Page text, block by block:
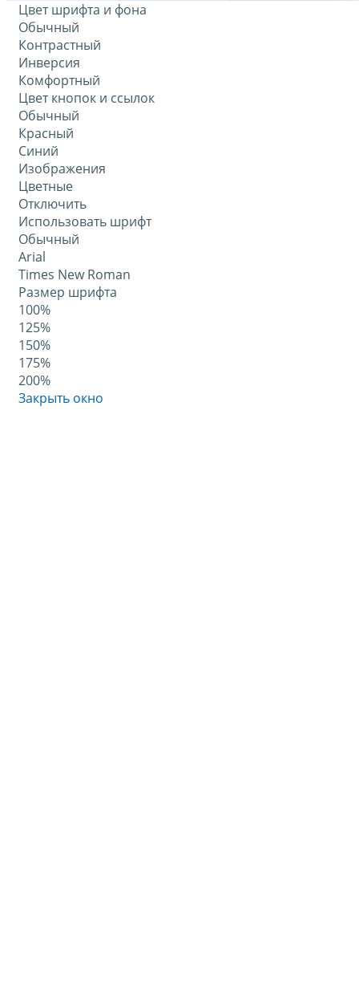
Цвет шрифта и фона
Обычный
Контрастный
Инверсия
Комфортный
Цвет кнопок и ссылок
Обычный
Красный
Синий
Изображения
Цветные
Отключить
Использовать шрифт
Обычный
Arial
Times New Roman
Размер шрифта
100%
125%
150%
175%
200%
Закрыть окно